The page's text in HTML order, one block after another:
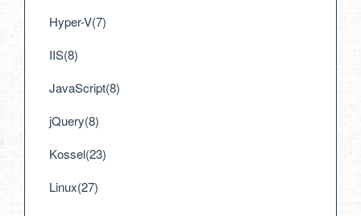
Hyper-V(7)
IIS(8)
JavaScript(8)
jQuery(8)
Kossel(23)
Linux(27)